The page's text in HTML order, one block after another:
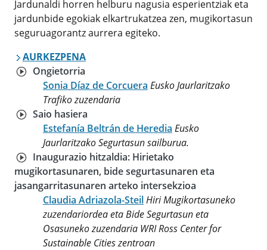
Jardunaldi horren helburu nagusia esperientziak eta
jardunbide egokiak elkartrukatzea zen, mugikortasun
seguruagorantz aurrera egiteko.
AURKEZPENA
Ongietorria
Sonia Díaz de Corcuera Eusko Jaurlaritzako
Trafiko zuzendaria
Saio hasiera
Estefanía Beltrán de Heredia Eusko
Jaurlaritzako Segurtasun sailburua.
Inaugurazio hitzaldia: Hirietako
mugikortasunaren, bide segurtasunaren eta
jasangarritasunaren arteko intersekzioa
Claudia Adriazola-SteilHiri Mugikortasuneko
zuzendariordea eta Bide Segurtasun eta
Osasuneko zuzendaria WRI Ross Center for
Sustainable Cities zentroan